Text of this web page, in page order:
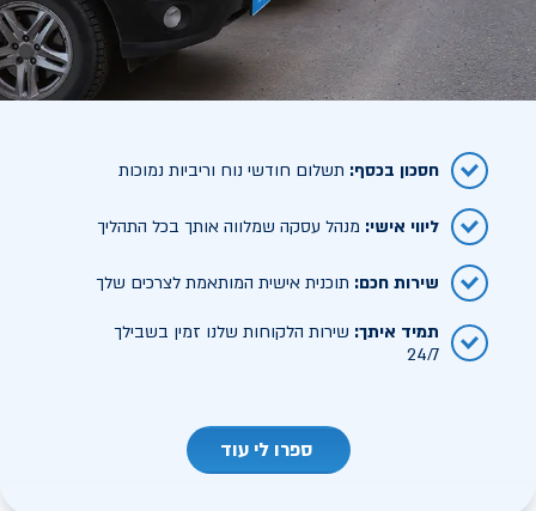
חסכון בכסף: תשלום חודשי נוח וריביות נמוכות
ליווי אישי: מנהל עסקה שמלווה אותך בכל התהליך
שירות חכם: תוכנית אישית המותאמת לצרכים שלך
תמיד איתך: שירות הלקוחות שלנו זמין בשבילך
24/7
ספרו לי עוד